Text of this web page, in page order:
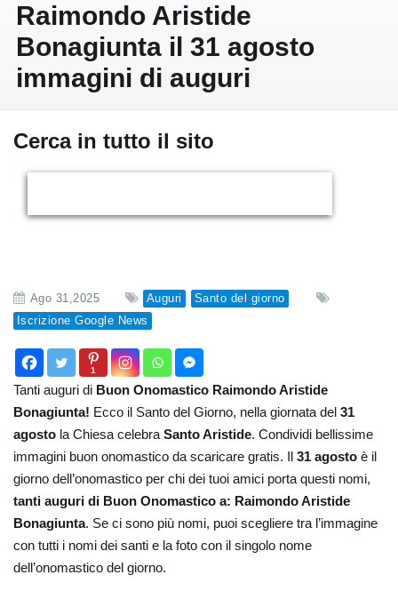
Raimondo Aristide
Bonagiunta il 31 agosto
immagini di auguri
Cerca in tutto il sito
Ago 31,2025 Auguri
Santo del giorno
Iscrizione Google News
1
Tanti auguri di Buon Onomastico Raimondo Aristide
Bonagiunta! Ecco il Santo del Giorno, nella giornata del 31
agosto la Chiesa celebra Santo Aristide. Condividi bellissime
immagini buon onomastico da scaricare gratis. Il 31 agosto è il
giorno dell’onomastico per chi dei tuoi amici porta questi nomi,
tanti auguri di Buon Onomastico a: Raimondo Aristide
Bonagiunta. Se ci sono più nomi, puoi scegliere tra l’immagine
con tutti i nomi dei santi e la foto con il singolo nome
dell’onomastico del giorno.